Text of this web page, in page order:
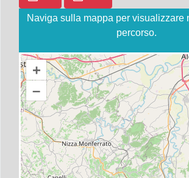
Naviga sulla mappa per visualizzare
percorso.
+
–